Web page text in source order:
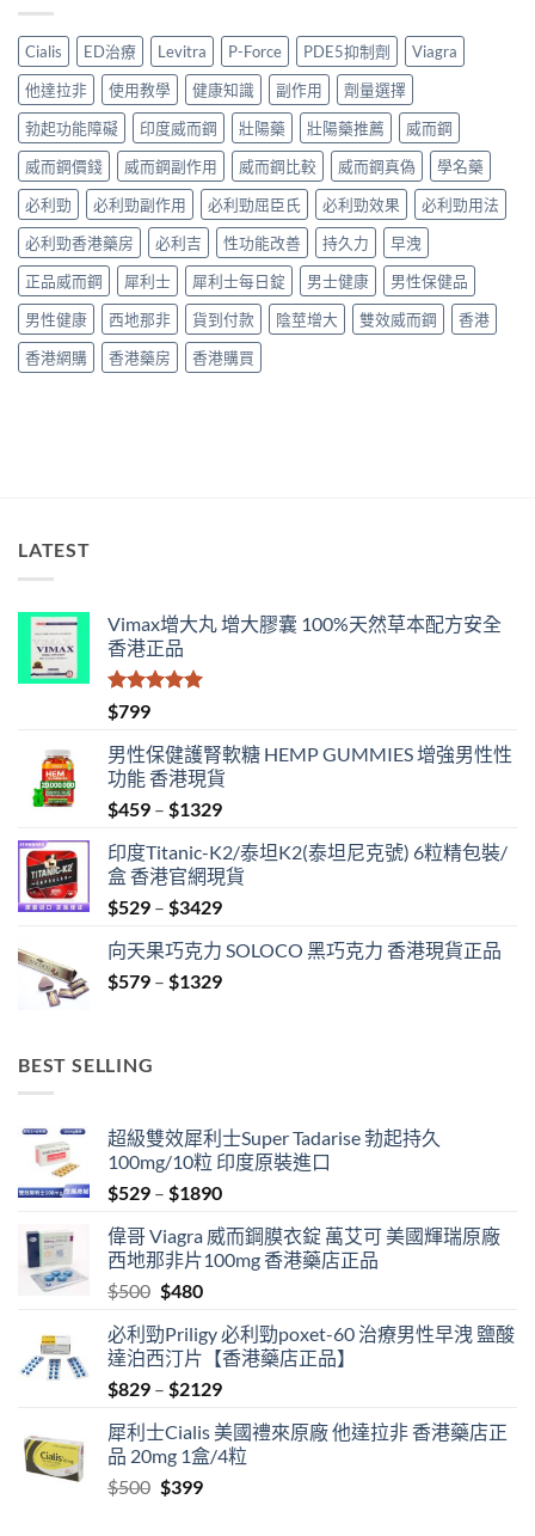
較〉
中
用
全
面
比
較
與
香
港
購
買
指
南〉
中
面
比
較〉
中
學
名
藥
購
買
渠
道、
價
與
真
假
辨
別
指
南〉
中
評
價：
印
度
樂
威
壯
學
藥
真
實
效
果、
正
確
用
中
Cialis ED治療 Levitra P-Force PDE5抑制劑
Viagra
他達拉非
使用教學 健康知識 副作用
劑量選擇
勃起功能障礙
印度威而鋼 壯陽藥 壯陽藥推薦
威而鋼
威而鋼價錢
威而鋼副作用 威而鋼比較 威而鋼真偽
學名藥
必利勁
必利勁副作用 必利勁屈臣氏 必利勁效果
必利勁用法
必利勁香港藥房
必利吉 性功能改善 持久力
早洩
正品威而鋼
犀利士 犀利士每日錠 男士健康
男性保健品
男性健康
西地那非 貨到付款 陰莖增大 雙效威而鋼
香港
香港網購
香港藥房 香港購買
LATEST
Vimax增大丸 增大膠囊 100%天然草本配方安全
香港正品
評分
滿分 5
$799
男性保健護腎軟糖 HEMP GUMMIES 增強男性性
功能 香港現貨
$459 – $1329Price
$459
through
$1329
印度Titanic-K2/泰坦K2(泰坦尼克號) 6粒精包裝/
盒 香港官網現貨
$529 – $3429Price
$529
through
向天果巧克力 SOLOCO 黑巧克力 香港現貨正品
$579 – $1329Price
BEST SELLING
超級雙效犀利士Super Tadarise 勃起持久
100mg/10粒 印度原裝進口
$529 – $1890Price
$529
through
偉哥 Viagra 威而鋼膜衣錠 萬艾可 美國輝瑞原廠
西地那非片100mg 香港藥店正品
$500 Original
was:
$500.
$480Current
is:
$480.
必利勁Priligy 必利勁poxet-60 治療男性早洩 鹽酸
達泊西汀片【香港藥店正品】
$829 – $2129Price
$829
through
犀利士Cialis 美國禮來原廠 他達拉非 香港藥店正
品 20mg 1盒/4粒
$500 Original
$399Current